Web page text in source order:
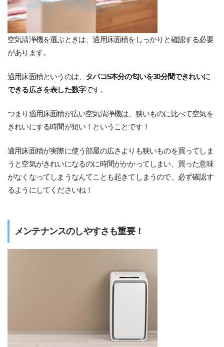
空気清浄機を選ぶときは、適用床面積をしっかりと確認する必要
があります。
適用床面積というのは、 タバコ5本分の匂いを30分間できれいに
できる広さを表した数字です。
つまり適用床面積が広い空気清浄機は、狭いものに比べて空気を
きれいにする時間が短い！ということです！
適用床面積が実際に使う部屋の広さよりも狭いものを買ってしま
うと空気がきれいになるのに時間がかかってしまい、買った意味
がなくなってしまうなんてことも起きてしまうので、必ず確認す
るようにしてくださいね！
メンテナンスのしやすさも重要！